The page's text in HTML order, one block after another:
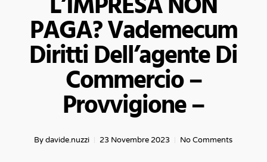
PAGA? Vademecum
Diritti Dell’agente Di
Commercio –
Provvigione –
By davide.nuzzi 23 Novembre 2023 No Comments